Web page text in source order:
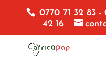
0770 71 32 83
42 16